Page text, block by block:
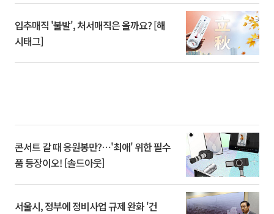
입추매직 '불발', 처서매직은 올까요? [해
시태그]
콘서트 갈 때 응원봉만?⋯'최애' 위한 필수
품 등장이오! [솔드아웃]
서울시, 정부에 정비사업 규제 완화 '건